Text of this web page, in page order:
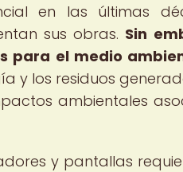
en las últimas
sus obras. Sin
para el medio
y los residuos
ambientales
y pantallas